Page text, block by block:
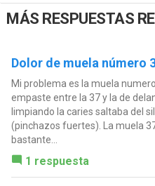
MÁS RESPUESTAS
Dolor de muela número
Mi problema es la muela
empaste entre la 37 y la de
limpiando la caries saltaba del
(pinchazos fuertes). La muela
bastante...
1 respuesta